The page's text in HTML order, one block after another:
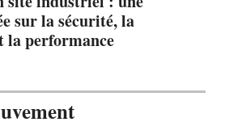
sur la sécurité, la
performance